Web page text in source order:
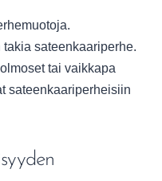
sateenkaariperhe.
tai vaikkapa
sateenkaariperheisiin